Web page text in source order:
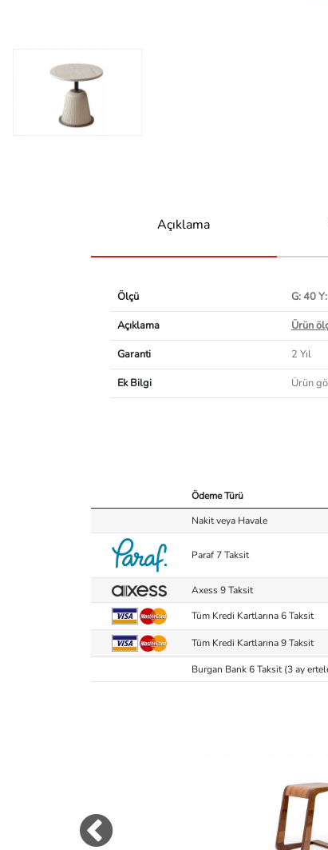
Açıklama
Ölçü
G: 40
Açıklama
Ürün
Garanti
2 Yıl
Ek Bilgi
Ürün
Ödeme Türü
Nakit veya Havale
Paraf 7 Taksit
Axess 9 Taksit
Tüm Kredi Kartlarına 6 Taksit
Tüm Kredi Kartlarına 9 Taksit
Burgan Bank 6 Taksit (3 ay